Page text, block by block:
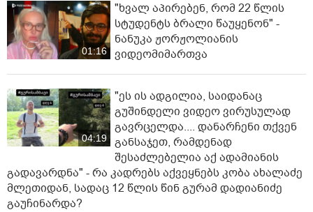
01:16
"ხვალ აპირებენ, რომ 22 წლის
სტუდენტს ბრალი წაუყენონ" -
ნანუკა ჟორჟოლიანის
ვიდეომიმართვა
04:19
"ეს ის ადგილია, საიდანაც
გუშინდელი ვიდეო ვირუსულად
გავრცელდა.... დანარჩენი თქვენ
განსაჯეთ, რამდენად
შესაძლებელია აქ ადამიანის
გადავარდნა" - რა კადრებს აქვეყნებს კობა ახალაძე
მლეთიდან, სადაც 12 წლის წინ გურამ დადიანიძე
გაუჩინარდა?